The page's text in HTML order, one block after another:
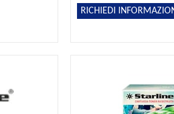
RICHIEDI